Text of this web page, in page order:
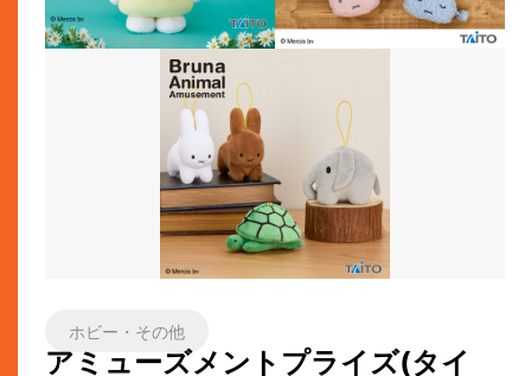
ホビー・その他
アミューズメントプライズ(タイ